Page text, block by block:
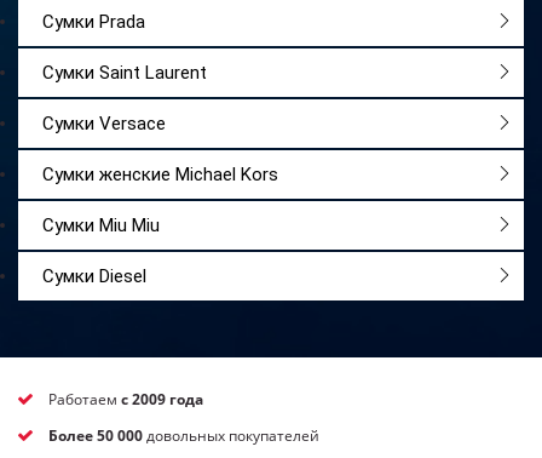
Сумки Prada
Сумки Saint Laurent
Сумки Versace
Сумки женские Michael Kors
Сумки Miu Miu
Сумки Diesel
Работаем с 2009 года
Более 50 000довольных покупателей